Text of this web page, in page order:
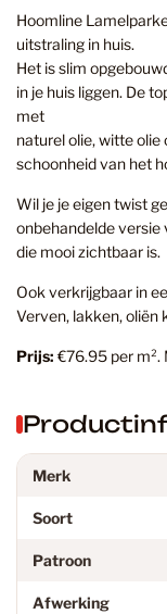
Hoomline
uitstraling in huis.
Het is slim
in je huis liggen. De
met
naturel olie, witte olie
schoonheid van het
Wil je je eigen twist
onbehandelde versie
die mooi zichtbaar is.
Ook verkrijgbaar in
Verven, lakken, oliën
Prijs:€76.95 per m².
Merk
Soort
Patroon
Afwerking